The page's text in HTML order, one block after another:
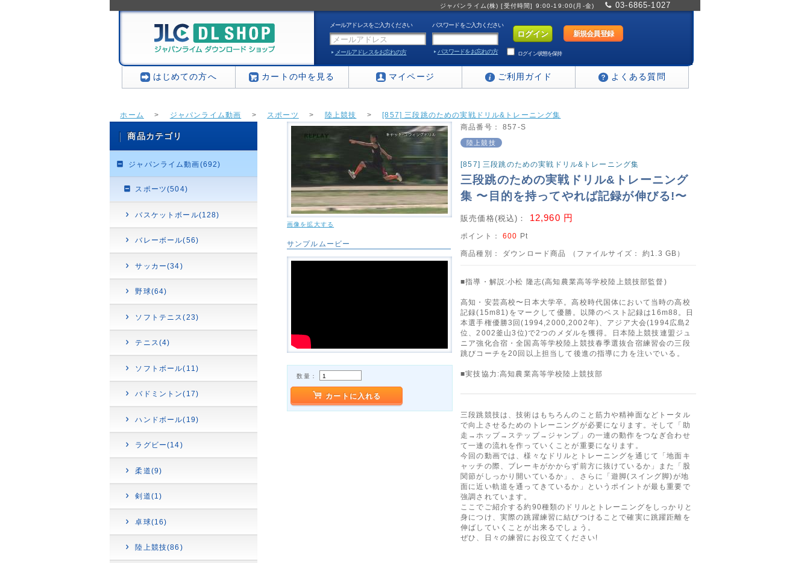
ジャパンライム(株) [受付時間] 9:00-19:00(月-金) 03-6865-1027
メールアドレスをご入力ください パスワードをご入力ください
新規会員登録
メールアドレスをお忘れの方 パスワードをお忘れの方 ログイン状態を保持
はじめての方へ カートの中を見る マイページ ご利用ガイド よくある質問
ホーム > ジャパンライム動画 > スポーツ > 陸上競技 > [857] 三段跳のための実戦ドリル&トレーニング集
商品カテゴリ
ジャパンライム動画(692)
スポーツ(504)
バスケットボール(128)
バレーボール(56)
サッカー(34)
野球(64)
ソフトテニス(23)
テニス(4)
ソフトボール(11)
バドミントン(17)
ハンドボール(19)
ラグビー(14)
柔道(9)
剣道(1)
卓球(16)
陸上競技(86)
画像を拡大する
サンプルムービー
数量：
カートに入れる
商品番号： 857-S
陸上競技
[857] 三段跳のための実戦ドリル&トレーニング集
三段跳のための実戦ドリル&トレーニング
集 〜目的を持ってやれば記録が伸びる!〜
販売価格(税込)： 12,960 円
ポイント：600 Pt
商品種別： ダウンロード商品 （ファイルサイズ： 約1.3 GB）
■指導・解説:小松 隆志(高知農業高等学校陸上競技部監督)
高知・安芸高校〜日本大学卒。高校時代国体において当時の高校
記録(15m81)をマークして優勝。以降のベスト記録は16m88。日
本選手権優勝3回(1994,2000,2002年)、アジア大会(1994広島2
位、2002釜山3位)で2つのメダルを獲得。日本陸上競技連盟ジュ
ニア強化合宿・全国高等学校陸上競技春季選抜合宿練習会の三段
跳びコーチを20回以上担当して後進の指導に力を注いでいる。
■実技協力:高知農業高等学校陸上競技部
三段跳競技は、技術はもちろんのこと筋力や精神面などトータル
で向上させるためのトレーニングが必要になります。そして「助
走→ホップ→ステップ→ジャンプ」の一連の動作をつなぎ合わせ
て一連の流れを作っていくことが重要になります。
今回の動画では、様々なドリルとトレーニングを通じて「地面キ
ャッチの際、ブレーキがかからず前方に抜けているか」また「股
関節がしっかり開いているか」、さらに「遊脚(スイング脚)が地
面に近い軌道を通ってきているか」というポイントが最も重要で
強調されています。
ここでご紹介する約90種類のドリルとトレーニングをしっかりと
身につけ、実際の跳躍練習に結びつけることで確実に跳躍距離を
伸ばしていくことが出来るでしょう。
ぜひ、日々の練習にお役立てください!